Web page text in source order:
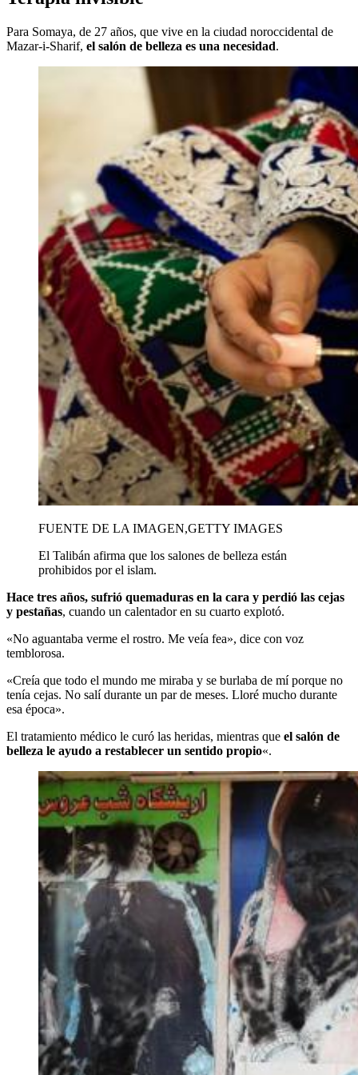
Para Somaya, de 27 años, que vive en la ciudad noroccidental de
Mazar-i-Sharif, el salón de belleza es una necesidad.
FUENTE DE LA IMAGEN,GETTY IMAGES
El Talibán afirma que los salones de belleza están
prohibidos por el islam.
Hace tres años, sufrió quemaduras en la cara y perdió las cejas
y pestañas, cuando un calentador en su cuarto explotó.
«No aguantaba verme el rostro. Me veía fea», dice con voz
temblorosa.
«Creía que todo el mundo me miraba y se burlaba de mí porque no
tenía cejas. No salí durante un par de meses. Lloré mucho durante
esa época».
El tratamiento médico le curó las heridas, mientras que el salón de
belleza le ayudo a restablecer un sentido propio«.